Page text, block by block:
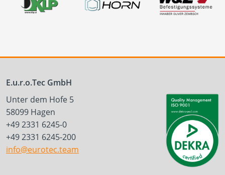
E.u.r.o.Tec GmbH
Unter dem Hofe 5
58099 Hagen
+49 2331 6245-0
+49 2331 6245-200
info@eurotec.team